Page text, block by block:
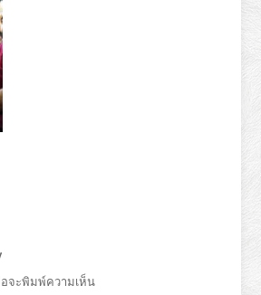
อจะพิมพ์ความเห็น